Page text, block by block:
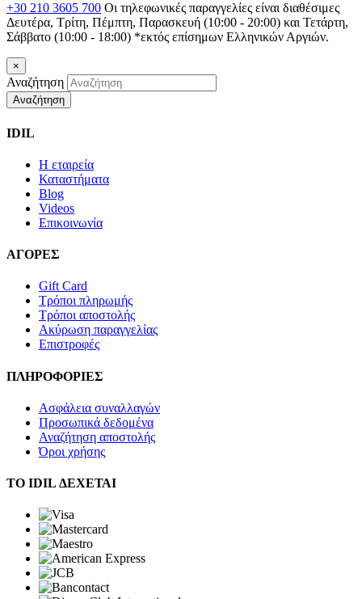
+30 210 3605 700 Οι τηλεφωνικές παραγγελίες είναι διαθέσιμες
Δευτέρα, Τρίτη, Πέμπτη, Παρασκευή (10:00 - 20:00) και Τετάρτη,
Σάββατο (10:00 - 18:00) *εκτός επίσημων Ελληνικών Αργιών.
×
Αναζήτηση
Αναζήτηση
IDIL
Η εταιρεία
Καταστήματα
Blog
Videos
Επικοινωνία
ΑΓΟΡΕΣ
Gift Card
Τρόποι πληρωμής
Τρόποι αποστολής
Ακύρωση παραγγελίας
Επιστροφές
ΠΛΗΡΟΦΟΡΙΕΣ
Ασφάλεια συναλλαγών
Προσωπικά δεδομένα
Αναζήτηση αποστολής
Όροι χρήσης
ΤΟ IDIL ΔΕΧΕΤΑΙ